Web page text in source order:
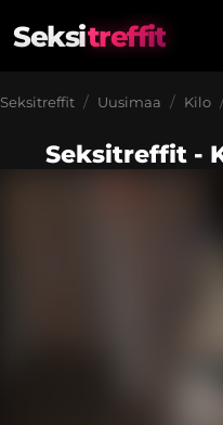
Seksitreffit
Seksitreffit Uusimaa Kilo
Seksitreffit -